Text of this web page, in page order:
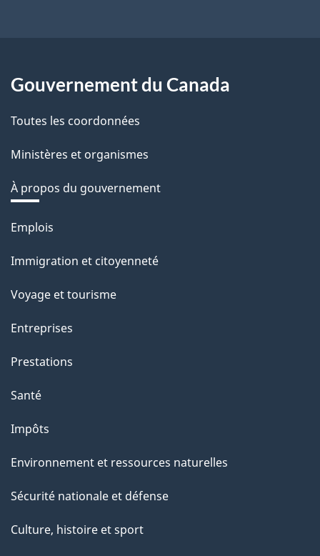
Gouvernement du Canada
Toutes les coordonnées
Ministères et organismes
À propos du gouvernement
Thèmes
sujets
Emplois
Immigration et citoyenneté
Voyage et tourisme
Entreprises
Prestations
Santé
Impôts
Environnement et ressources naturelles
Sécurité nationale et défense
Culture, histoire et sport